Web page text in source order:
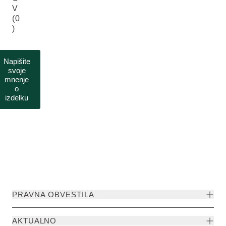
V
(0
)
Napišite
svoje
mnenje
o
izdelku
PRAVNA OBVESTILA
AKTUALNO